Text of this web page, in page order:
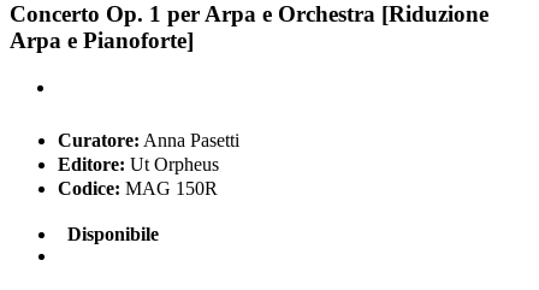
Concerto Op. 1 per Arpa e Orchestra [Riduzione
Arpa e Pianoforte]
Curatore: Anna Pasetti
Editore: Ut Orpheus
Codice: MAG 150R
Disponibile